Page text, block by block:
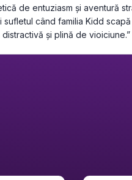
de entuziasm și aventură
sufletul când familia Kidd
și plină de